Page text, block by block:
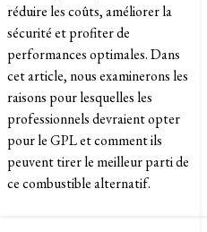
réduire les coûts, améliorer la
sécurité et profiter de
performances optimales. Dans
cet article, nous examinerons les
raisons pour lesquelles les
professionnels devraient opter
pour le GPL et comment ils
peuvent tirer le meilleur parti de
ce combustible alternatif.